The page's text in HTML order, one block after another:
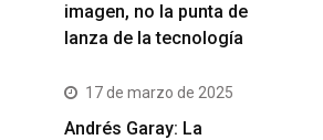
imagen, no la punta de
lanza de la tecnología
17 de marzo de 2025
Andrés Garay: La